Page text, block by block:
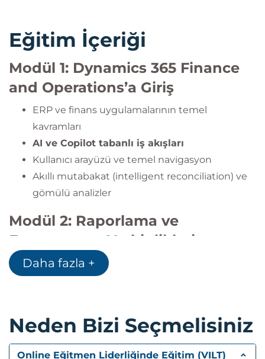
Eğitim İçeriği
Modül 1: Dynamics 365 Finance
and Operations’a Giriş
ERP ve finans uygulamalarının temel
kavramları
AI ve Copilot tabanlı iş akışları
Kullanıcı arayüzü ve temel navigasyon
Akıllı mutabakat (intelligent reconciliation) ve
gömülü analizler
Modül 2: Raporlama ve
Entegrasyon Yetkinlikleri
Yerleşik raporlama araçları
Power BIile veri analizi
Power Platform entegrasyonu
Finance Insightsile tahminleme ve
Daha fazla +
Neden Bizi Seçmelisiniz
Online Eğitmen Liderliğinde Eğitim (VILT)